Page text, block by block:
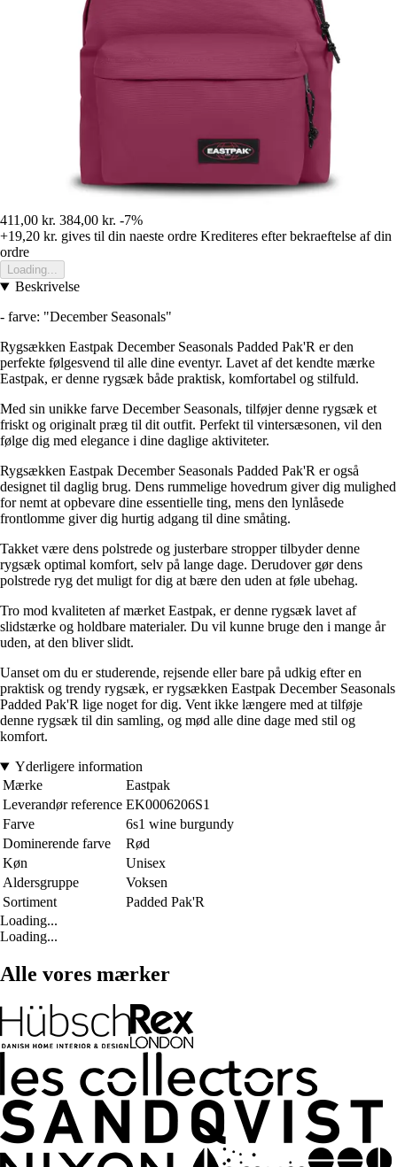
411,00 kr. 384,00 kr. -7%
+19,20 kr. gives til din naeste ordre Krediteres efter bekraeftelse af din
ordre
Loading...
Beskrivelse
- farve: "December Seasonals"
Rygsækken Eastpak December Seasonals Padded Pak'R er den
perfekte følgesvend til alle dine eventyr. Lavet af det kendte mærke
Eastpak, er denne rygsæk både praktisk, komfortabel og stilfuld.
Med sin unikke farve December Seasonals, tilføjer denne rygsæk et
friskt og originalt præg til dit outfit. Perfekt til vintersæsonen, vil den
følge dig med elegance i dine daglige aktiviteter.
Rygsækken Eastpak December Seasonals Padded Pak'R er også
designet til daglig brug. Dens rummelige hovedrum giver dig mulighed
for nemt at opbevare dine essentielle ting, mens den lynlåsede
frontlomme giver dig hurtig adgang til dine småting.
Takket være dens polstrede og justerbare stropper tilbyder denne
rygsæk optimal komfort, selv på lange dage. Derudover gør dens
polstrede ryg det muligt for dig at bære den uden at føle ubehag.
Tro mod kvaliteten af mærket Eastpak, er denne rygsæk lavet af
slidstærke og holdbare materialer. Du vil kunne bruge den i mange år
uden, at den bliver slidt.
Uanset om du er studerende, rejsende eller bare på udkig efter en
praktisk og trendy rygsæk, er rygsækken Eastpak December Seasonals
Padded Pak'R lige noget for dig. Vent ikke længere med at tilføje
denne rygsæk til din samling, og mød alle dine dage med stil og
komfort.
Yderligere information
Mærke
Eastpak
Leverandør reference EK0006206S1
Farve
6s1 wine burgundy
Dominerende farve
Rød
Køn
Unisex
Aldersgruppe
Voksen
Sortiment
Padded Pak'R
Loading...
Loading...
Alle vores mærker